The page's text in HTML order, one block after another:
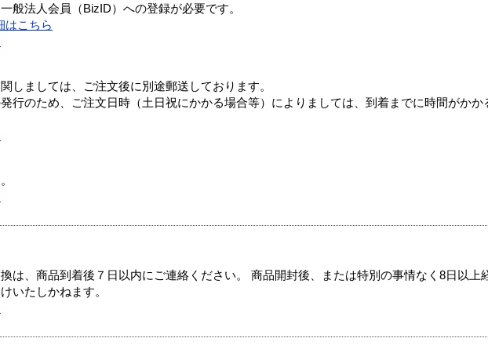
般法人会員（BizID）への登録が必要です。
はこちら
しましては、ご注文後に別途郵送しております。
行のため、ご注文日時（土日祝にかかる場合等）によりましては、到着までに時間がかか
は、商品到着後７日以内にご連絡ください。 商品開封後、または特別の事情なく8日以上
いたしかねます。